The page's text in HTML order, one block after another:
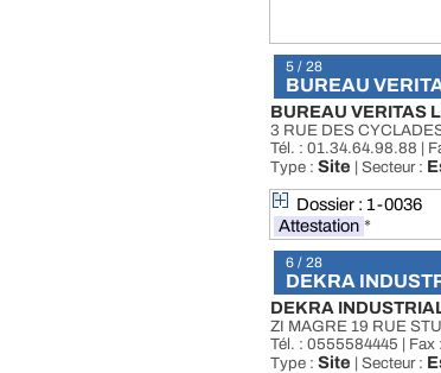
5 / 28
BUREAU
BUREAU VERITAS
3 RUE DES
Tél. : 01.34.64.98.88 |
Type : Site | Secteur :
Dossier : 1-0036
Attestation *
6 / 28
DEKRA
DEKRA
ZI MAGRE 19 RUE
Tél. : 0555584445 | Fax :
Type : Site | Secteur :